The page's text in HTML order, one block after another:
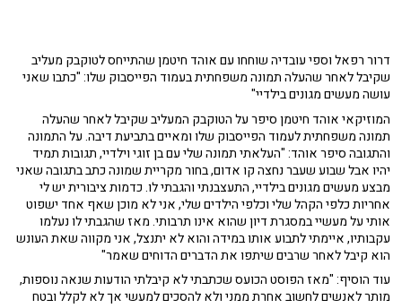
דרור רפאל וספי עובדיה שוחחו עם אוהד חיטמן שהתייחס לטוקבק מעליב
שקיבל לאחר שהעלה תמונה משפחתית בעמוד הפייסבוק שלו: "כתבו שאני
עושה מעשים מגונים בילדיי"
המוזיקאי אוהד חיטמן סיפר על הטוקבק המעליב שקיבל לאחר שהעלה
תמונה משפחתית לעמוד הפייסבוק שלו ומאיים בתביעת דיבה. על התמונה
והתגובה סיפר אוהד: "העלאתי תמונה שלי עם בן זוגי וילדיי, תגובות תמיד
יהיו אבל שבוע שעבר נחצה קו אדום, בחור מקריית שמונה כתב בתגובה שאני
מבצע מעשים מגונים בילדיי, התעצבנתי והגבתי לו. כדמות ציבורית יש לי
אחריות כלפי הקהל שלי וכלפי הילדים שלי, אני לא מוכן שאף אחד ישפוט
אותי על מעשיי במסגרת דיון שהוא אינו תרבותי. מאז שהגבתי לו נעלמו
עקבותיו, איימתי לתבוע אותו במידה והוא לא יתנצל, אני מקווה שאת העונש
הוא קיבל לאחר שרבים שיתפו את הדברים הדוחים שאמר"
עוד הוסיף: "מאז הפוסט הכועס שכתבתי לא קיבלתי הודעות שנאה נוספות,
מותר לאנשים לחשוב אחרת ממני ולא להסכים למעשי אך לא לקלל ובטח